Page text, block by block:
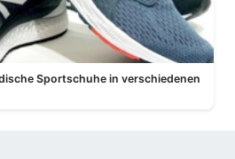
Sportschuhe in verschiedenen